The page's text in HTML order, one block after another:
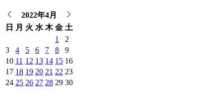
2022年4月
日
月 火 水 木 金 土
1
2
3
4 5 6 7 8
9
10 11 12 13 14 15 16
17 18 19 20 21 22 23
24 25 26 27 28 29 30